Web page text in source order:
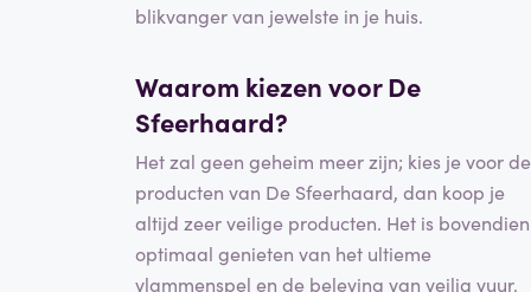
blikvanger van jewelste in je huis.
Waarom kiezen voor De
Sfeerhaard?
Het zal geen geheim meer zijn; kies je voor de
producten van De Sfeerhaard, dan koop je
altijd zeer veilige producten. Het is bovendien
optimaal genieten van het ultieme
vlammenspel en de beleving van veilig vuur.